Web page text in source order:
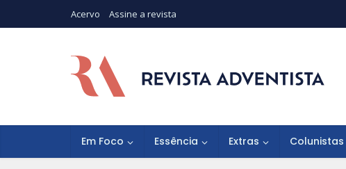
Acervo Assine a revista
Em Foco Essência Extras Colunistas